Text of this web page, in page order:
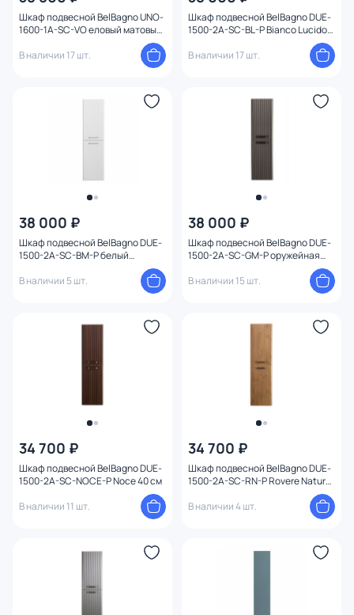
Шкаф подвесной BelBagno UNO-
1600-1A-SC-VO еловый матовый
В наличии 17 шт.
Шкаф подвесной BelBagno DUE-
1500-2A-SC-BL-P Bianco Lucido
В наличии 17 шт.
38 000 ₽
Шкаф подвесной BelBagno DUE-
1500-2A-SC-BM-P белый
В наличии 5 шт.
38 000 ₽
Шкаф подвесной BelBagno DUE-
1500-2A-SC-GM-P оружейная
В наличии 15 шт.
34 700 ₽
Шкаф подвесной BelBagno DUE-
1500-2A-SC-NOCE-P Noce 40 см
В наличии 11 шт.
34 700 ₽
Шкаф подвесной BelBagno DUE-
1500-2A-SC-RN-P Rovere Nature
В наличии 4 шт.